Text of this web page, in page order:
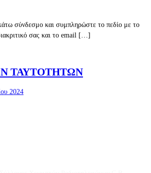
σύνδεσμο και συμπληρώστε το πεδίο με το
σας και το email […]
ΤΑΥΤΟΤΗΤΩΝ
2024